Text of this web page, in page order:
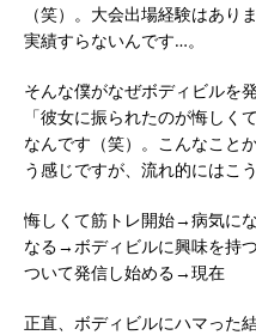
（笑）。大会出場経験はあり
実績すらないんです…。
そんな僕がなぜボディビルを
「彼女に振られたのが悔しく
なんです（笑）。こんなこと
う感じですが、流れ的にはこう
悔しくて筋トレ開始→病気に
なる→ボディビルに興味を持
ついて発信し始める→現在
正直、ボディビルにハマった